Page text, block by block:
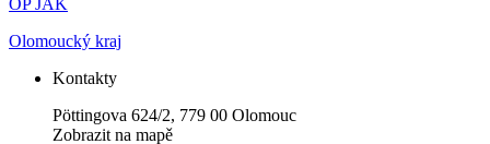
Olomoucký kraj
Kontakty
Pöttingova 624/2, 779 00 Olomouc
Zobrazit na mapě